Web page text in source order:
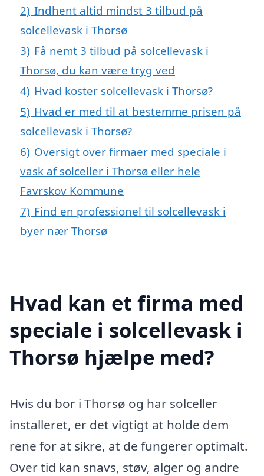
2) Indhent altid mindst 3 tilbud på
solcellevask i Thorsø
3) Få nemt 3 tilbud på solcellevask i
Thorsø, du kan være tryg ved
4) Hvad koster solcellevask i Thorsø?
5) Hvad er med til at bestemme prisen på
solcellevask i Thorsø?
6) Oversigt over firmaer med speciale i
vask af solceller i Thorsø eller hele
Favrskov Kommune
7) Find en professionel til solcellevask i
byer nær Thorsø
Hvad kan et firma med
speciale i solcellevask i
Thorsø hjælpe med?
Hvis du bor i Thorsø og har solceller
installeret, er det vigtigt at holde dem
rene for at sikre, at de fungerer optimalt.
Over tid kan snavs, støv, alger og andre